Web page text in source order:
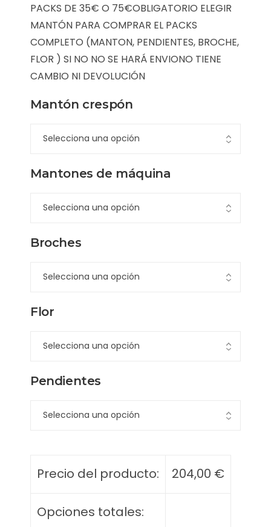
PACKS DE 35€ O 75€OBLIGATORIO ELEGIR
MANTÓN PARA COMPRAR EL PACKS
COMPLETO (MANTON, PENDIENTES, BROCHE,
FLOR ) SI NO NO SE HARÁ ENVIONO TIENE
CAMBIO NI DEVOLUCIÓN
Mantón crespón
Mantones de máquina
Broches
Flor
Pendientes
Precio del producto: 204,00 €
Opciones totales: